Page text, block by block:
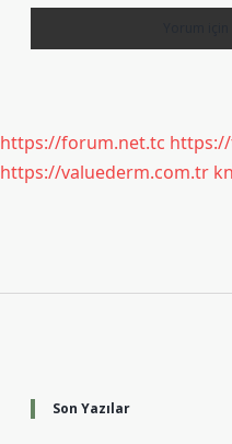
https://forum.net.tc
https://valuederm.com.tr
Son Yazılar